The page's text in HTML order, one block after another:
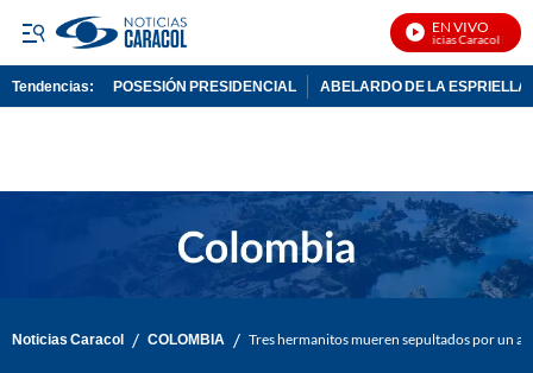
EN VIVO
Noticias Caracol En
Tendencias: POSESIÓN PRESIDENCIAL ABELARDO DE LA ESPRIELLA
Noticias Caracol / COLOMBIA / Tres hermanitos mueren sepultados por un